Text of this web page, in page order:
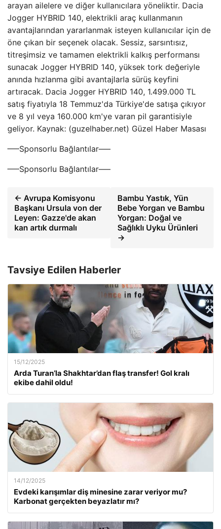
arayan ailelere ve diğer kullanıcılara yöneliktir. Dacia
Jogger HYBRID 140, elektrikli araç kullanmanın
avantajlarından yararlanmak isteyen kullanıcılar için de
öne çıkan bir seçenek olacak. Sessiz, sarsıntısız,
titreşimsiz ve tamamen elektrikli kalkış performansı
sunacak Jogger HYBRID 140, yüksek tork değeriyle
anında hızlanma gibi avantajlarla sürüş keyfini
artıracak. Dacia Jogger HYBRID 140, 1.499.000 TL
satış fiyatıyla 18 Temmuz'da Türkiye'de satışa çıkıyor
ve 8 yıl veya 160.000 km'ye varan pil garantisiyle
geliyor. Kaynak: (guzelhaber.net) Güzel Haber Masası
—–Sponsorlu Bağlantılar—–
—–Sponsorlu Bağlantılar—–
← Avrupa Komisyonu
Başkanı Ursula von der
Leyen: Gazze'de akan
kan artık durmalı
Bambu Yastık, Yün
Bebe Yorgan ve Bambu
Yorgan: Doğal ve
Sağlıklı Uyku Ürünleri
→
Tavsiye Edilen Haberler
15/12/2025
Arda Turan’la Shakhtar’dan flaş transfer! Gol kralı
ekibe dahil oldu!
14/12/2025
Evdeki karışımlar diş minesine zarar veriyor mu?
Karbonat gerçekten beyazlatır mı?